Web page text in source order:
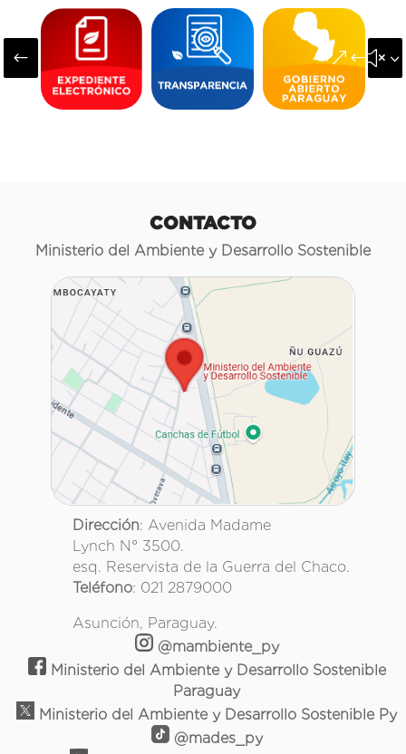
#
CONTACTO
Ministerio del Ambiente y Desarrollo Sostenible
Dirección: Avenida Madame
Lynch N° 3500.
esq. Reservista de la Guerra del Chaco.
Teléfono: 021 2879000
Asunción, Paraguay.
@mambiente_py
Ministerio del Ambiente y Desarrollo Sostenible
Paraguay
Ministerio del Ambiente y Desarrollo Sostenible Py
@mades_py